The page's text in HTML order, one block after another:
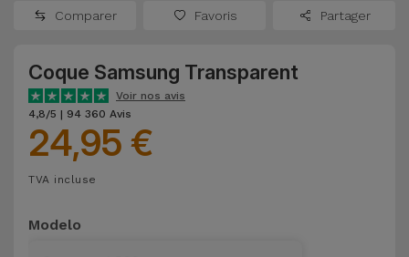
OnePlus
Google
Reconditionnés
Consoles de
Jeux
Reconditionnées
Voir
tout
Batteries
Chargeurs
Ecouteurs
et
Enceintes
Montres
Comparer Favoris Partager
Coque Samsung Transparent
Voir nos avis
4,8/5 | 94 360 Avis
24,95 €
TVA incluse
Modelo